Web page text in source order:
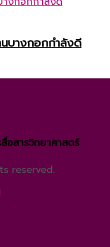
บางกอกกำลังดี
อสารวิทยาศาสตร์
reserved.